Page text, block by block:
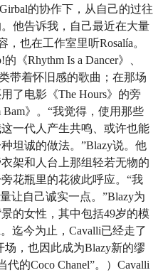
的协作下，从自己的过往
他告诉我，自己最近在大量
，也在工作室里听Rosalía。
的《Rhythm Isa Dancer》、
带着怀旧感的歌曲；在那场
了电影《TheHours》的旁
Bam》。“我觉得，使用那些
一代人产生共鸣、或许也能
坦诚的做法。”Blazy说。他
架和人台上那组轻若无物的
花瓶里的花彼此呼应。“我
让自己诚实一点。”Blazy为
的女性，其中包括49岁的模
迄今为止，Cavalli已经走了
场，也因此成为Blazy新的缪
代的Coco Chanel”。）Cavalli